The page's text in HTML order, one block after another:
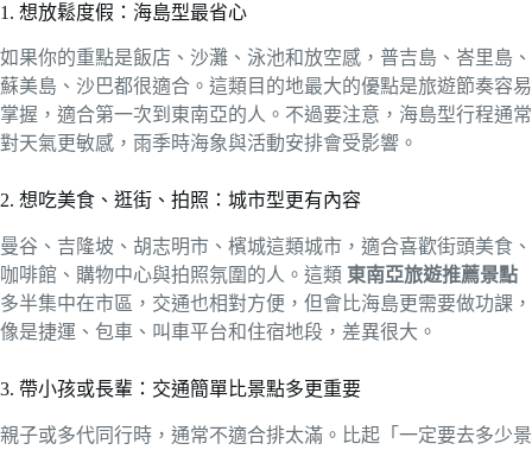
1. 想放鬆度假：海島型最省心
如果你的重點是飯店、沙灘、泳池和放空感，普吉島、峇里島、
蘇美島、沙巴都很適合。這類目的地最大的優點是旅遊節奏容易
掌握，適合第一次到東南亞的人。不過要注意，海島型行程通常
對天氣更敏感，雨季時海象與活動安排會受影響。
2. 想吃美食、逛街、拍照：城市型更有內容
曼谷、吉隆坡、胡志明市、檳城這類城市，適合喜歡街頭美食、
咖啡館、購物中心與拍照氛圍的人。這類 東南亞旅遊推薦景點
多半集中在市區，交通也相對方便，但會比海島更需要做功課，
像是捷運、包車、叫車平台和住宿地段，差異很大。
3. 帶小孩或長輩：交通簡單比景點多更重要
親子或多代同行時，通常不適合排太滿。比起「一定要去多少景